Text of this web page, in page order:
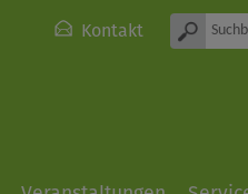
Kontakt